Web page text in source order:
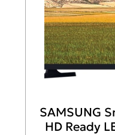
SAMSUNG
HD Ready